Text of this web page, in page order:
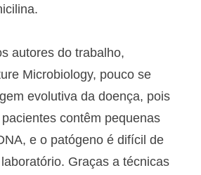
autores do trabalho,
Microbiology, pouco se
evolutiva da doença, pois
contêm pequenas
e o patógeno é difícil de
Graças a técnicas